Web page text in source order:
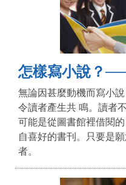
怎樣寫小說？
無論因甚麼動機而寫小
令讀者產生共 鳴。讀者
可能是從圖書館裡借閱
自喜好的書刊。只要是
者。